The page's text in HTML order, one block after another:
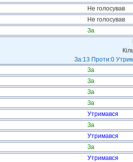
Не голосував
Не голосував
За
За:13 Проти:0
За
За
За
За
Утримався
За
Утримався
За
Утримався